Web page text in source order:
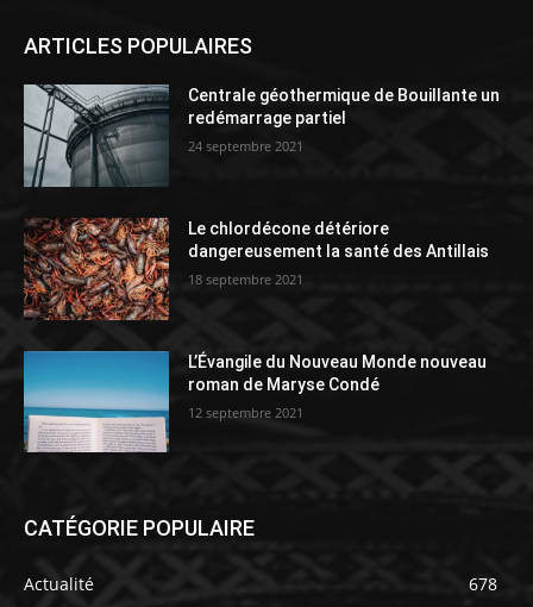
ARTICLES POPULAIRES
Centrale géothermique de Bouillante un
redémarrage partiel
24 septembre 2021
Le chlordécone détériore
dangereusement la santé des Antillais
18 septembre 2021
L’Évangile du Nouveau Monde nouveau
roman de Maryse Condé
12 septembre 2021
CATÉGORIE POPULAIRE
Actualité
678